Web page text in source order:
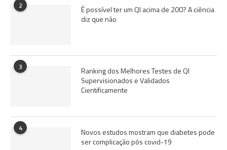
2
É possível ter um QI acima de 200? A ciência
diz que não
3
Ranking dos Melhores Testes de QI
Supervisionados e Validados
Cientificamente
4
Novos estudos mostram que diabetes pode
ser complicação pós covid-19